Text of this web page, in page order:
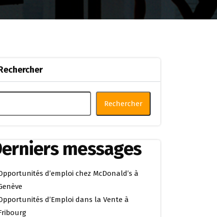
Rechercher
messages
d’emploi chez McDonald’s à
d’Emploi dans la Vente à